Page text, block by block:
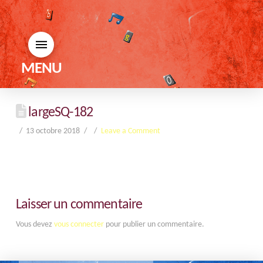
MENU
largeSQ-182
13 octobre 2018 Leave a Comment
Laisser un commentaire
Vous devez vous connecterpour publier un commentaire.